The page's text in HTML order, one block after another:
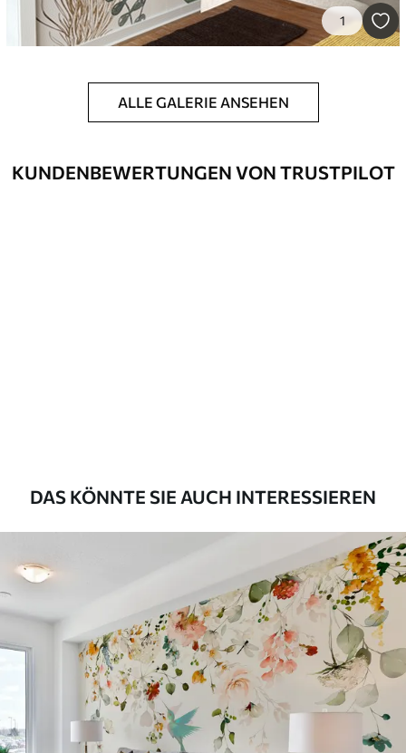
Premium
.0033.00₣/m²
Premium-Vinyl
Peel and Stick
1
ALLE GALERIE ANSEHEN
KUNDENBEWERTUNGEN VON TRUSTPILOT
DAS KÖNNTE SIE AUCH INTERESSIEREN